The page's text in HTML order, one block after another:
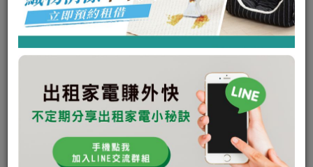
性別: 男
我的評價: 0 0
未回應次數: 2
取消次數: 0